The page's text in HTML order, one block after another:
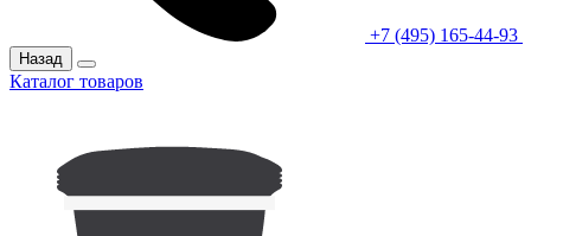
+7 (495) 165-44-93
Назад
Каталог товаров